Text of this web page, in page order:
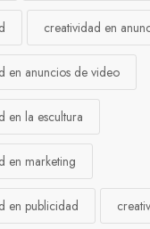
creatividad en
en anuncios de video
en la escultura
en marketing
en publicidad